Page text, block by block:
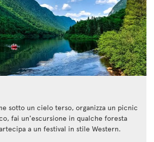
sotto un cielo terso, organizza un picnic
fai un'escursione in qualche foresta
a un festival in stile Western.